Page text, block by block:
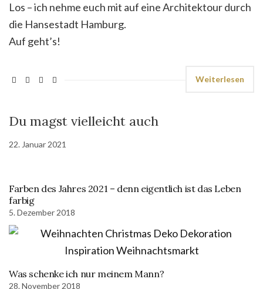
Los – ich nehme euch mit auf eine Architektour durch
die Hansestadt Hamburg.
Auf geht’s!
Weiterlesen
Du magst vielleicht auch
22. Januar 2021
Farben des Jahres 2021 – denn eigentlich ist das Leben
farbig
5. Dezember 2018
Was schenke ich nur meinem Mann?
28. November 2018